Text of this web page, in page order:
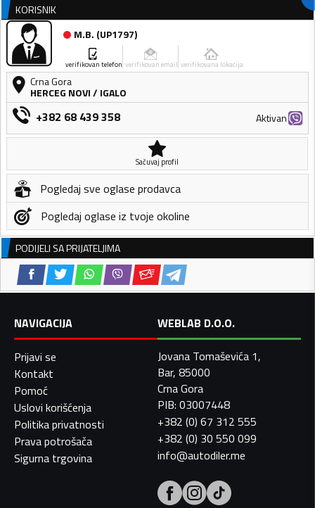
KORISNIK
M.B. (UP1797)
verifikovan telefon verifikovan email verifikovana lokacija
Crna Gora
HERCEG NOVI/ IGALO
+382 68 439 358 Aktivan
Sačuvaj profil
Pogledaj sve oglase prodavca
Pogledaj oglase iz tvoje okoline
PODIJELI SA PRIJATELJIMA
NAVIGACIJA
Prijavi se
Kontakt
Pomoć
Uslovi korišćenja
Politika privatnosti
Prava potrošača
Sigurna trgovina
WEBLAB D.O.O.
Jovana Tomaševića 1,
Bar, 85000
Crna Gora
PIB: 03007448
+382 (0) 67 312 555
+382 (0) 30 550 099
info@autodiler.me